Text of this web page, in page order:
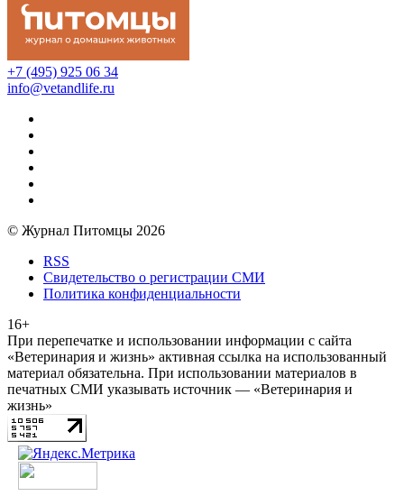
+7 (495) 925 06 34
info@vetandlife.ru
© Журнал Питомцы 2026
RSS
Свидетельство о регистрации СМИ
Политика конфиденциальности
16+
При перепечатке и использовании информации с сайта
«Ветеринария и жизнь» активная ссылка на использованный
материал обязательна. При использовании материалов в
печатных СМИ указывать источник — «Ветеринария и
жизнь»